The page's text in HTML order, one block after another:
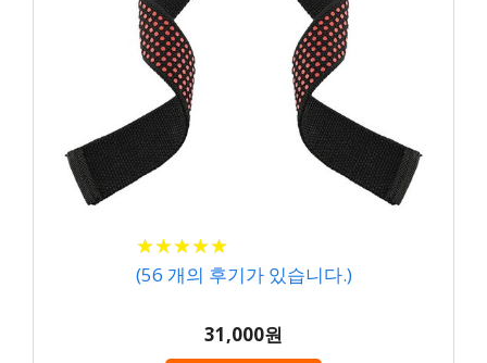
★★★★★
★★★★★
(56 개의 후기가 있습니다.)
31,000원